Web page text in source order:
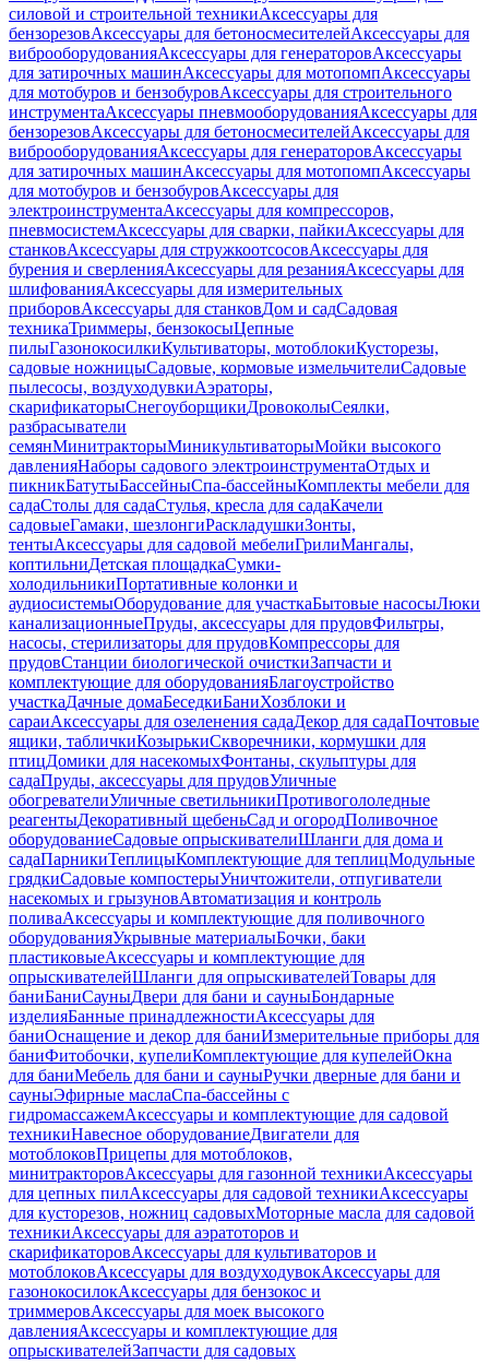
силовой и строительной техникиАксессуары для
бензорезовАксессуары для бетоносмесителейАксессуары для
виброоборудованияАксессуары для генераторовАксессуары
для затирочных машинАксессуары для мотопомпАксессуары
для мотобуров и бензобуровАксессуары для строительного
инструментаАксессуары пневмооборудованияАксессуары для
бензорезовАксессуары для бетоносмесителейАксессуары для
виброоборудованияАксессуары для генераторовАксессуары
для затирочных машинАксессуары для мотопомпАксессуары
для мотобуров и бензобуровАксессуары для
электроинструментаАксессуары для компрессоров,
пневмосистемАксессуары для сварки, пайкиАксессуары для
станковАксессуары для стружкоотсосовАксессуары для
бурения и сверленияАксессуары для резанияАксессуары для
шлифованияАксессуары для измерительных
приборовАксессуары для станковДом и садСадовая
техникаТриммеры, бензокосыЦепные
пилыГазонокосилкиКультиваторы, мотоблокиКусторезы,
садовые ножницыСадовые, кормовые измельчителиСадовые
пылесосы, воздуходувкиАэраторы,
скарификаторыСнегоуборщикиДровоколыСеялки,
разбрасыватели
семянМинитракторыМиникультиваторыМойки высокого
давленияНаборы садового электроинструментаОтдых и
пикникБатутыБассейныСпа-бассейныКомплекты мебели для
садаСтолы для садаСтулья, кресла для садаКачели
садовыеГамаки, шезлонгиРаскладушкиЗонты,
тентыАксессуары для садовой мебелиГрилиМангалы,
коптильниДетская площадкаСумки-
холодильникиПортативные колонки и
аудиосистемыОборудование для участкаБытовые насосыЛюки
канализационныеПруды, аксессуары для прудовФильтры,
насосы, стерилизаторы для прудовКомпрессоры для
прудовСтанции биологической очисткиЗапчасти и
комплектующие для оборудованияБлагоустройство
участкаДачные домаБеседкиБаниХозблоки и
сараиАксессуары для озеленения садаДекор для садаПочтовые
ящики, табличкиКозырькиСкворечники, кормушки для
птицДомики для насекомыхФонтаны, скульптуры для
садаПруды, аксессуары для прудовУличные
обогревателиУличные светильникиПротивогололедные
реагентыДекоративный щебеньСад и огородПоливочное
оборудованиеСадовые опрыскивателиШланги для дома и
садаПарникиТеплицыКомплектующие для теплицМодульные
грядкиСадовые компостерыУничтожители, отпугиватели
насекомых и грызуновАвтоматизация и контроль
поливаАксессуары и комплектующие для поливочного
оборудованияУкрывные материалыБочки, баки
пластиковыеАксессуары и комплектующие для
опрыскивателейШланги для опрыскивателейТовары для
баниБаниСауныДвери для бани и сауныБондарные
изделияБанные принадлежностиАксессуары для
баниОснащение и декор для баниИзмерительные приборы для
баниФитобочки, купелиКомплектующие для купелейОкна
для баниМебель для бани и сауныРучки дверные для бани и
сауныЭфирные маслаСпа-бассейны с
гидромассажемАксессуары и комплектующие для садовой
техникиНавесное оборудованиеДвигатели для
мотоблоковПрицепы для мотоблоков,
минитракторовАксессуары для газонной техникиАксессуары
для цепных пилАксессуары для садовой техникиАксессуары
для кусторезов, ножниц садовыхМоторные масла для садовой
техникиАксессуары для аэратоторов и
скарификаторовАксессуары для культиваторов и
мотоблоковАксессуары для воздуходувокАксессуары для
газонокосилокАксессуары для бензокос и
триммеровАксессуары для моек высокого
давленияАксессуары и комплектующие для
опрыскивателейЗапчасти для садовых